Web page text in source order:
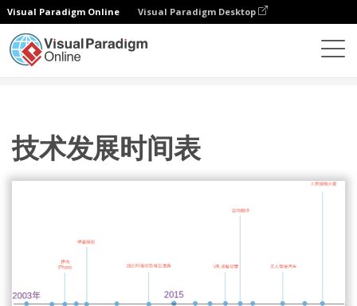
Visual Paradigm Online Visual Paradigm Desktop
技术发展时间表